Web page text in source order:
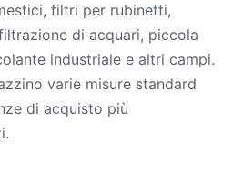
filtri per rubinetti,
di acquari, piccola
industriale e altri campi.
varie misure standard
di acquisto più